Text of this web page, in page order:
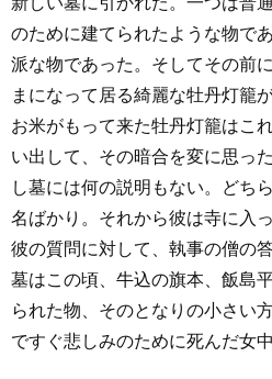
のために建てられたような物で
派な物であった。そしてその前
まになって居る綺麗な牡丹灯籠
お米がもって来た牡丹灯籠はこ
い出して、その暗合を変に思っ
し墓には何の説明もない。どち
名ばかり。それから彼は寺に入
彼の質問に対して、執事の僧の
墓はこの頃、牛込の旗本、飯島
られた物、そのとなりの小さい
ですぐ悲しみのために死んだ女